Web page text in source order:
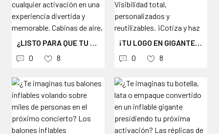
¿LISTO PARA QUE TU MARCA SEA EL CENTRO DE ATENCIÓN EN TU PRÓXIMO EVENTO? LOS JUEGOS DE SORTEO INFLABLES PUBLICITARIOS CONVIERTEN CUALQUIER ACTIVACIÓN EN UNA EXPERIENCIA DIVERTIDA Y MEMORABLE. CABINAS DE AIRE, TÓMBOLAS INFLABLES Y HURACANES DE PREMIOS ATRAEN MIRADAS, GENERAN FILAS Y PONEN TU LOGO EN EL MEJOR LUGAR: EN LAS FOTOS Y VIDEOS DE TUS CLIENTES. ÚSALOS EN SUPERMERCADOS, FERIAS, EVENTOS DEPORTIVOS Y LANZAMIENTOS DE PRODUCTO PARA AUMENTAR EL TRÁFICO, CAPTAR DATOS Y REFORZAR TU BRANDING CON UNA DINÁMICA QUE TODOS QUIEREN PROBAR. #INFLABLESPUBLICITARIOS #JUEGOSDESORTEO #CABINADESORTEO #TOMBOLAINFLABLE #HURACANDEPREMIOS #ACTIVACIONESDEMARCA #EVENTOSBTL #MARKETINGEXPERIENCIAL #FERIASYEVENTOS #PUNTODEVENTA #INFLABLESPERSONALIZADOS #BRANDINGINTERACTIVO #PUBLICIDADCREATIVA #RETAILMARKETING #EVENTOSCORPORATIVOS
0
8
¡TU LOGO EN GIGANTE! LOGOTIPOS INFLABLES PUBLICITARIOS PARA DOMINAR EVENTOS, FERIAS Y ACTIVACIONES EN LATAM. VISIBILIDAD TOTAL, PERSONALIZADOS Y REUTILIZABLES. ¡COTIZA Y HAZ TU MARCA IMPARABLE! 📦🚀 #INFLABLESPUBLICITARIOS #LOGOTIPOSINFLABLES #PUBLICIDADINFLABLE #INFLABLESGIGANTES #MARKETINGEXPERIENCIAL #EVENTOSLATAM #ACTIVACIONESBTL #MARCASGIGANTES #PUBLICIDADEXTERIOR #BTLMARKETING
0
8